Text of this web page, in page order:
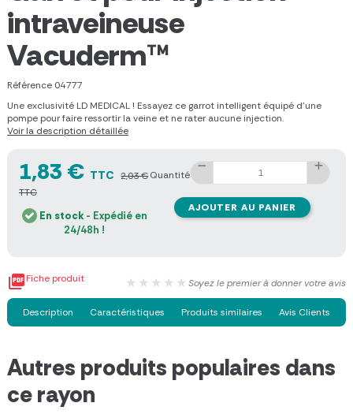
intraveineuse
Vacuderm™
Référence 04777
Une exclusivité LD MEDICAL ! Essayez ce garrot intelligent équipé d'une
pompe pour faire ressortir la veine et ne rater aucune injection.
Voir la description détaillée
1,83 € TTC 2,03 €
TTC
En stock- Expédié en
24/48h !
Quantité
AJOUTER AU PANIER
Fiche produit ★★★★★ Soyez le premier à donner votre avis
Description Caractéristiques Produits similaires Avis Clients
Autres produits populaires dans
ce rayon